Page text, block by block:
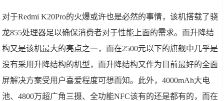
对于Redmi K20Pro的火爆或许也是必然的事情，该机搭载了骁
龙855处理器足以确保消费者对于性能上面的需求。而升降结
构又是该机最大的亮点之一，而在2500元以下的旗舰中几乎是
没有采用升降结构的机型，而升降结构又作为目前最好的全面
屏解决方案受用户喜爱程度可想而知。此外，4000mAh大电
池、4800万超广角三摄、全功能NFC该有的还是都有的，而在